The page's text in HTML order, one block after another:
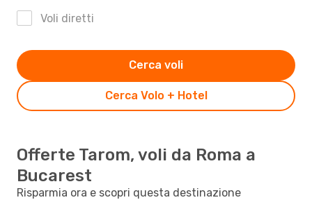
Voli diretti
Cerca Volo + Hotel
Cerca voli
Offerte Tarom, voli da Roma a
Bucarest
Risparmia ora e scopri questa destinazione